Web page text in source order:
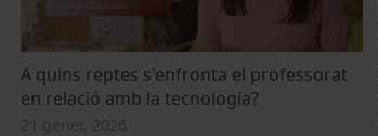
A quins reptes s'enfronta el professorat
en relació amb la tecnologia?
21 gener, 2026